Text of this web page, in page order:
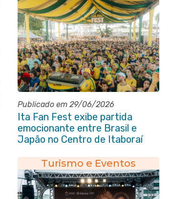
Publicado em 29/06/2026
Ita Fan Fest exibe partida
emocionante entre Brasil e
Japão no Centro de Itaboraí
Turismo e Eventos